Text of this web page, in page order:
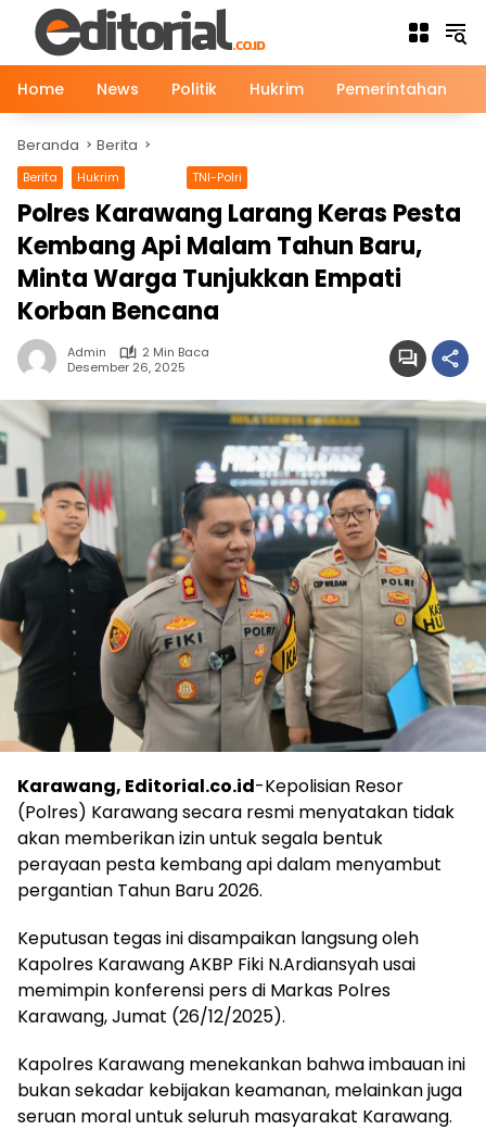
Langsung
konten
Home
News Politik Hukrim Pemerintahan
Beranda Berita
Berita Hukrim TNI-Polri
Polres Karawang Larang Keras Pesta
Kembang Api Malam Tahun Baru,
Minta Warga Tunjukkan Empati
Korban Bencana
Admin
2 Min Baca
Desember 26, 2025
Karawang, Editorial.co.id-Kepolisian Resor
(Polres) Karawang secara resmi menyatakan tidak
akan memberikan izin untuk segala bentuk
perayaan pesta kembang api dalam menyambut
pergantian Tahun Baru 2026.
Keputusan tegas ini disampaikan langsung oleh
Kapolres Karawang AKBP Fiki N.Ardiansyah usai
memimpin konferensi pers di Markas Polres
Karawang, Jumat (26/12/2025).
Kapolres Karawang menekankan bahwa imbauan ini
bukan sekadar kebijakan keamanan, melainkan juga
seruan moral untuk seluruh masyarakat Karawang.